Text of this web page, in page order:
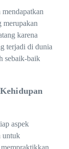
merupakan
karena
terjadi di dunia
sebaik-baik
aspek
untuk